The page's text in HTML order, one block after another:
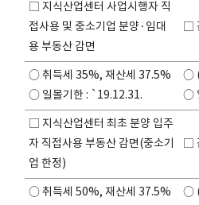
□ 지식산업센터 사업시행자 직
접사용 및 중소기업 분양·임대
용 부동산 감면
□
○ 취득세 35%, 재산세 37.5%
○ 일몰기한 : `19.12.31.
○ (
○
□ 지식산업센터 최초 분양 입주
자 직접사용 부동산 감면(중소기
업 한정)
□
○ 취득세 50%, 재산세 37.5%
○ (